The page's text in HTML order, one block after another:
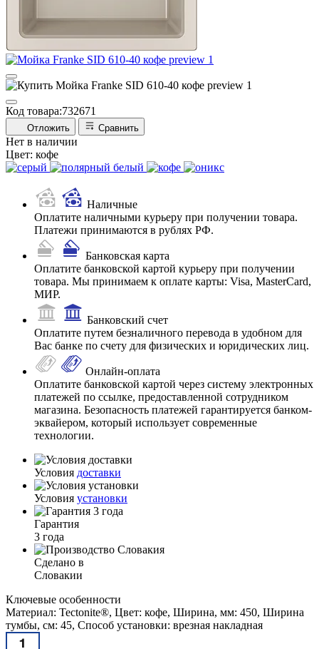
Код товара:732671
Отложить Сравнить
Нет в наличии
Цвет: кофе
Наличные
Оплатите наличными курьеру при получении товара.
Платежи принимаются в рублях РФ.
Банковская карта
Оплатите банковской картой курьеру при получении
товара. Мы принимаем к оплате карты: Visa, MasterCard,
МИР.
Банковский счет
Оплатите путем безналичного перевода в удобном для
Вас банке по счету для физических и юридических лиц.
Онлайн-оплата
Оплатите банковской картой через систему электронных
платежей по ссылке, предоставленной сотрудником
магазина. Безопасность платежей гарантируется банком-
эквайером, который использует современные
технологии.
Условия доставки
Условия установки
Гарантия
3 года
Сделано в
Словакии
Ключевые особенности
Материал: Tectonite®, Цвет: кофе, Ширина, мм: 450, Ширина
тумбы, см: 45, Способ установки: врезная накладная